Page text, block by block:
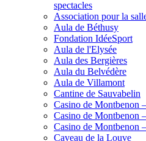
spectacles
Association pour la
Aula de Béthusy
Fondation IdéeSport
Aula de l'Elysée
Aula des Bergières
Aula du Belvédère
Aula de Villamont
Cantine de Sauvabelin
Casino de Montbenon
Casino de Montbenon
Casino de Montbenon
Caveau de la Louve